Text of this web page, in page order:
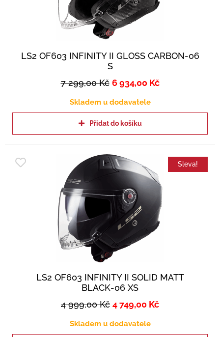
LS2 OF603 INFINITY II GLOSS CARBON-06
S
7 299,00Kč 6 934,00 Kč
Skladem u dodavatele
Přidat do košíku
Sleva!
LS2 OF603 INFINITY II SOLID MATT
BLACK-06 XS
4 999,00Kč 4 749,00 Kč
Skladem u dodavatele